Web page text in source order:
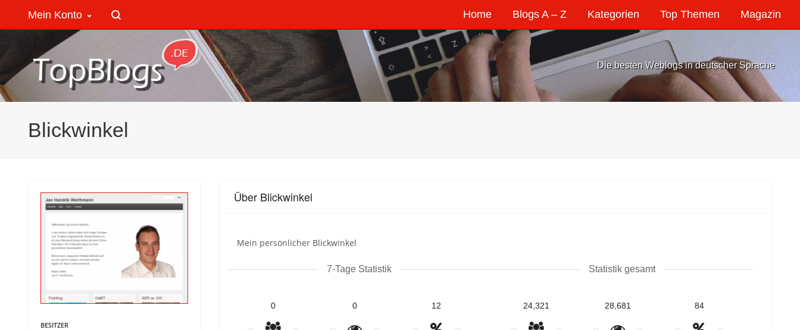
Home Blogs A – Z Kategorien Top Themen Magazin
Mein Konto
Die besten Weblogs in deutscher Sprache
Blickwinkel
Über Blickwinkel
Mein persönlicher Blickwinkel
7-Tage Statistik
0 0 12
Statistik gesamt
24,321 28,681 84
BESITZER